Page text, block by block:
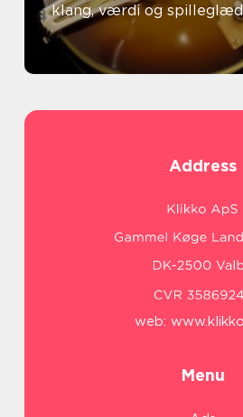
klang, værdi og
Address
web:
Menu